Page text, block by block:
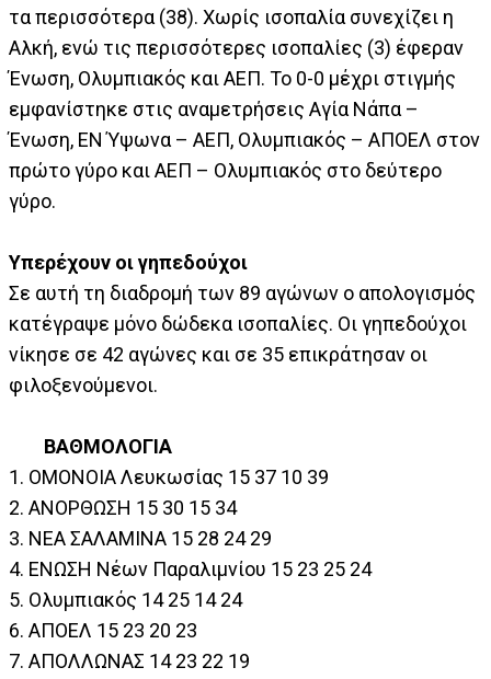
τα περισσότερα (38). Χωρίς ισοπαλία συνεχίζει η
Αλκή, ενώ τις περισσότερες ισοπαλίες (3) έφεραν
Ένωση, Ολυμπιακός και ΑΕΠ. Το 0-0 μέχρι στιγμής
εμφανίστηκε στις αναμετρήσεις Αγία Νάπα –
Ένωση, ΕΝ Ύψωνα – ΑΕΠ, Ολυμπιακός – ΑΠΟΕΛ στον
πρώτο γύρο και ΑΕΠ – Ολυμπιακός στο δεύτερο
γύρο.
Υπερέχουν οι γηπεδούχοι
Σε αυτή τη διαδρομή των 89 αγώνων ο απολογισμός
κατέγραψε μόνο δώδεκα ισοπαλίες. Οι γηπεδούχοι
νίκησε σε 42 αγώνες και σε 35 επικράτησαν οι
φιλοξενούμενοι.
ΒΑΘΜΟΛΟΓΙΑ
1. ΟΜΟΝΟΙΑ Λευκωσίας 15 37 10 39
2. ΑΝΟΡΘΩΣΗ 15 30 15 34
3. ΝΕΑ ΣΑΛΑΜΙΝΑ 15 28 24 29
4. ΕΝΩΣΗ Νέων Παραλιμνίου 15 23 25 24
5. Ολυμπιακός 14 25 14 24
6. ΑΠΟΕΛ 15 23 20 23
7. ΑΠΟΛΛΩΝΑΣ 14 23 22 19